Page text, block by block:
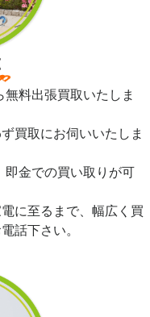
料出張買取いたしま
買取にお伺いいたしま
即金での買い取りが可
に至るまで、幅広く買
話下さい。